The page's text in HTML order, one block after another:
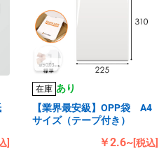
]
在庫 あり
【業界最安級】OPP袋 A4
サイズ（テープ付き）
￥2.6~[税込]